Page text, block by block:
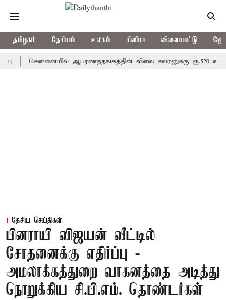
தமிழகம் தேசியம் உலகம் சினிமா விளையாட்டு
சென்னையில் ஆபரணத்தங்கத்தின் விலை சவரனுக்கு ரூ.520 உயர்ந்து
தேசிய செய்திகள்
பினராயி விஜயன் வீட்டில்
சோதனைக்கு எதிர்ப்பு -
அமலாக்கத்துறை வாகனத்தை அடித்து
நொறுக்கிய சி.பி.எம். தொண்டர்கள்